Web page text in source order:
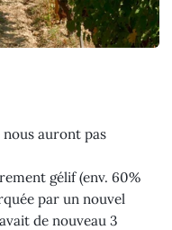
nous auront pas
gélif (env. 60%
par un nouvel
de nouveau 3